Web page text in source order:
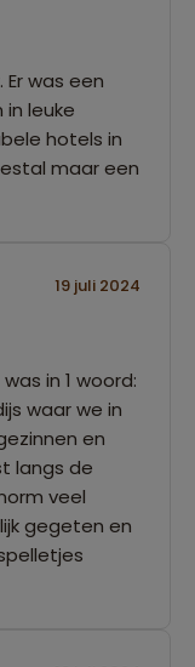
was een
leuke
hotels in
maar een
19 juli 2024
in 1 woord:
waar we in
en
langs de
veel
gegeten en